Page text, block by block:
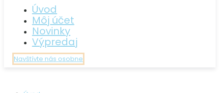
Úvod
Môj účet
Novinky
Výpredaj
Navštívte nás osobne